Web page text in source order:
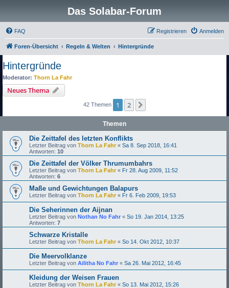
Das Solabar-Forum
FAQ Anmelden
Registrieren
Foren-Übersicht Regeln & Welten Hintergründe
Hintergründe
Moderator: Thorn La Fahr
Neues Thema
42 Themen 1 2
Themen
Die Zeittafel des letzten Konflikts
Letzter Beitrag von Thorn La Fahr« Sa 8. Sep 2018, 16:41
Antworten: 10
Die Zeittafel der Völker Thrumumbahrs
Letzter Beitrag von Thorn La Fahr« Fr 28. Aug 2009, 11:52
Antworten: 6
Maße und Gewichtungen Balapurs
Letzter Beitrag von Thorn La Fahr« Fr 6. Feb 2009, 19:53
Die Seherinnen der Aijnan
Letzter Beitrag von Nothan No Fahr « So 19. Jan 2014, 13:25
Antworten: 7
Schwarze Kristalle
Letzter Beitrag von Thorn La Fahr« So 14. Okt 2012, 10:37
Die Meervolklanze
Letzter Beitrag von Ailitha No Fahr « Sa 26. Mai 2012, 16:45
Kleidung der Weisen Frauen
Letzter Beitrag von Thorn La Fahr« So 13. Mai 2012, 15:26